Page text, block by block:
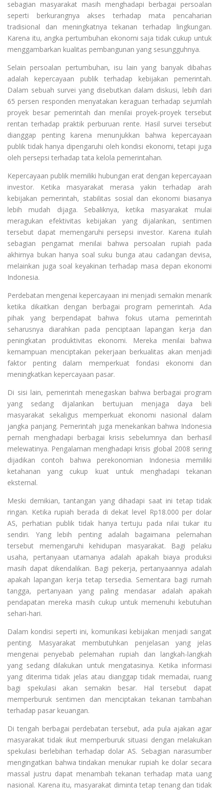
sebagian masyarakat masih menghadapi berbagai persoalan
seperti berkurangnya akses terhadap mata pencaharian
tradisional dan meningkatnya tekanan terhadap lingkungan.
Karena itu, angka pertumbuhan ekonomi saja tidak cukup untuk
menggambarkan kualitas pembangunan yang sesungguhnya.
Selain persoalan pertumbuhan, isu lain yang banyak dibahas
adalah kepercayaan publik terhadap kebijakan pemerintah.
Dalam sebuah survei yang disebutkan dalam diskusi, lebih dari
65 persen responden menyatakan keraguan terhadap sejumlah
proyek besar pemerintah dan menilai proyek-proyek tersebut
rentan terhadap praktik perburuan rente. Hasil survei tersebut
dianggap penting karena menunjukkan bahwa kepercayaan
publik tidak hanya dipengaruhi oleh kondisi ekonomi, tetapi juga
oleh persepsi terhadap tata kelola pemerintahan.
Kepercayaan publik memiliki hubungan erat dengan kepercayaan
investor. Ketika masyarakat merasa yakin terhadap arah
kebijakan pemerintah, stabilitas sosial dan ekonomi biasanya
lebih mudah dijaga. Sebaliknya, ketika masyarakat mulai
meragukan efektivitas kebijakan yang dijalankan, sentimen
tersebut dapat memengaruhi persepsi investor. Karena itulah
sebagian pengamat menilai bahwa persoalan rupiah pada
akhirnya bukan hanya soal suku bunga atau cadangan devisa,
melainkan juga soal keyakinan terhadap masa depan ekonomi
Indonesia.
Perdebatan mengenai kepercayaan ini menjadi semakin menarik
ketika dikaitkan dengan berbagai program pemerintah. Ada
pihak yang berpendapat bahwa fokus utama pemerintah
seharusnya diarahkan pada penciptaan lapangan kerja dan
peningkatan produktivitas ekonomi. Mereka menilai bahwa
kemampuan menciptakan pekerjaan berkualitas akan menjadi
faktor penting dalam memperkuat fondasi ekonomi dan
meningkatkan kepercayaan pasar.
Di sisi lain, pemerintah menegaskan bahwa berbagai program
yang sedang dijalankan bertujuan menjaga daya beli
masyarakat sekaligus memperkuat ekonomi nasional dalam
jangka panjang. Pemerintah juga menekankan bahwa Indonesia
pernah menghadapi berbagai krisis sebelumnya dan berhasil
melewatinya. Pengalaman menghadapi krisis global 2008 sering
dijadikan contoh bahwa perekonomian Indonesia memiliki
ketahanan yang cukup kuat untuk menghadapi tekanan
eksternal.
Meski demikian, tantangan yang dihadapi saat ini tetap tidak
ringan. Ketika rupiah berada di dekat level Rp18.000 per dolar
AS, perhatian publik tidak hanya tertuju pada nilai tukar itu
sendiri. Yang lebih penting adalah bagaimana pelemahan
tersebut memengaruhi kehidupan masyarakat. Bagi pelaku
usaha, pertanyaan utamanya adalah apakah biaya produksi
masih dapat dikendalikan. Bagi pekerja, pertanyaannya adalah
apakah lapangan kerja tetap tersedia. Sementara bagi rumah
tangga, pertanyaan yang paling mendasar adalah apakah
pendapatan mereka masih cukup untuk memenuhi kebutuhan
sehari-hari.
Dalam kondisi seperti ini, komunikasi kebijakan menjadi sangat
penting. Masyarakat membutuhkan penjelasan yang jelas
mengenai penyebab pelemahan rupiah dan langkah-langkah
yang sedang dilakukan untuk mengatasinya. Ketika informasi
yang diterima tidak jelas atau dianggap tidak memadai, ruang
bagi spekulasi akan semakin besar. Hal tersebut dapat
memperburuk sentimen dan menciptakan tekanan tambahan
terhadap pasar keuangan.
Di tengah berbagai perdebatan tersebut, ada pula ajakan agar
masyarakat tidak ikut memperburuk situasi dengan melakukan
spekulasi berlebihan terhadap dolar AS. Sebagian narasumber
mengingatkan bahwa tindakan menukar rupiah ke dolar secara
massal justru dapat menambah tekanan terhadap mata uang
nasional. Karena itu, masyarakat diminta tetap tenang dan tidak